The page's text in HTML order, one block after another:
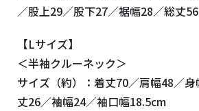
／股上29／股下27／裾幅28／総丈
【Lサイズ】
＜半袖クルーネック＞
サイズ（約）：着丈70／肩幅48／身
丈26／袖幅24／袖口幅18.5cm